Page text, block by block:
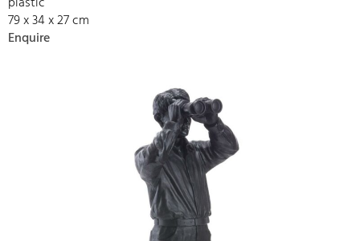
79 x 34 x 27 cm
Enquire